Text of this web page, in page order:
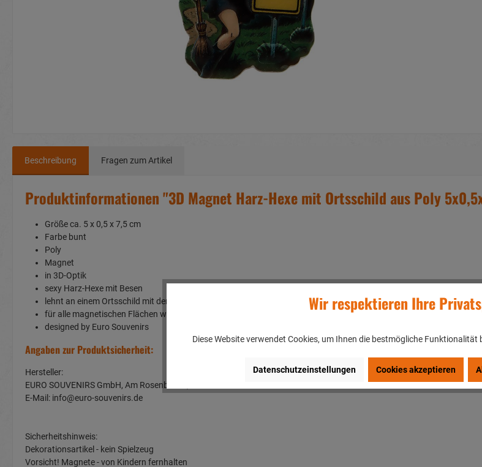
Beschreibung Fragen zum Artikel
Produktinformationen "3D Magnet Harz-Hexe mit Ortsschild aus Poly
Größe ca. 5 x 0,5 x 7,5 cm
Farbe bunt
Poly
Magnet
in 3D-Optik
sexy Harz-Hexe mit Besen
lehnt an einem Ortsschild mit der Schrift "Harz"
für alle magnetischen Flächen wie z.B. Kühlschrank oder Whiteboard
designed by Euro Souvenirs
Angaben zur Produktsicherheit:
Hersteller:
EURO SOUVENIRS GmbH, Am Rosenbühl 2, 91466 Gerhardshofen/DEUTSCHLAND
E-Mail: info@euro-souvenirs.de
Sicherheitshinweis:
Dekorationsartikel - kein Spielzeug
Vorsicht! Magnete - von Kindern fernhalten
Wir respektieren Ihre
Diese Website verwendet Cookies, um Ihnen die bestmögliche Funktionalität
Datenschutzeinstellungen Cookies akzeptieren